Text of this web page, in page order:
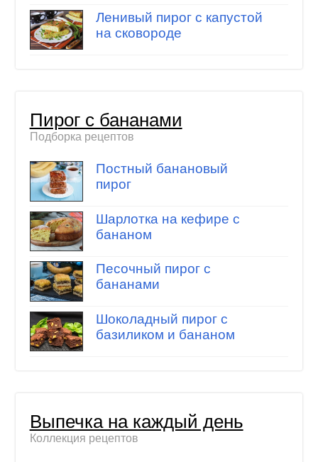
Ленивый пирог с капустой
на сковороде
Пирог с бананами
Подборка рецептов
Постный банановый
пирог
Шарлотка на кефире с
бананом
Песочный пирог с
бананами
Шоколадный пирог с
базиликом и бананом
Выпечка на каждый день
Коллекция рецептов